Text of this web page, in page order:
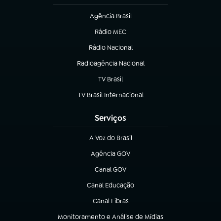
Agência Brasil
(abre em nova aba)
Rádio MEC
(abre em nova aba)
Rádio Nacional
Radioagência Nacional
(abre em nova aba)
TV Brasil
(abre em nova aba)
TV Brasil Internacional
(abre em nova aba)
Serviços
A Voz do Brasil
(abre em nova aba)
Agência GOV
(abre em nova aba)
Canal GOV
(abre em nova aba)
Canal Educação
(abre em nova aba)
Canal Libras
(abre em nova aba)
Monitoramento e Análise de Mídias